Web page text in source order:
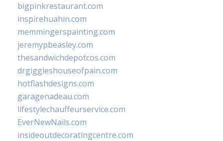
bigpinkrestaurant.com
inspirehuahin.com
memmingerspainting.com
jeremypbeasley.com
thesandwichdepotcos.com
drgiggleshouseofpain.com
hotflashdesigns.com
garagenadeau.com
lifestylechauffeurservice.com
EverNewNails.com
insideoutdecoratingcentre.com